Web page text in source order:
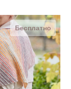
Бесплатно